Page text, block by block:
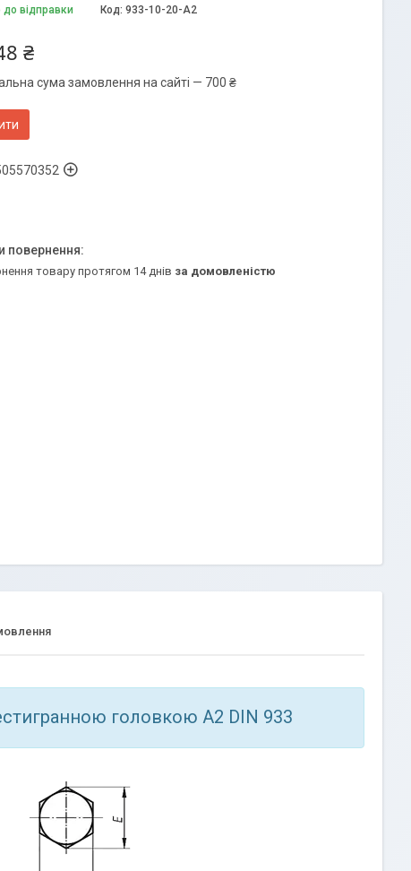
до відправки Код: 933-10-20-А2
₴
сума замовлення на сайті — 700 ₴
товару протягом 14 днів за домовленістю
головкою А2 DIN 933